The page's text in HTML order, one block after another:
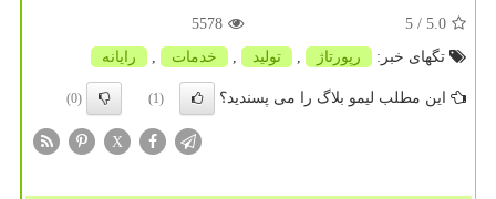
5.0
/ 5
5578
تگهای خبر:
رپورتاژ تولید خدمات رایانه
این مطلب لیمو بلاگ را می پسندید؟ (1)
(0)
X